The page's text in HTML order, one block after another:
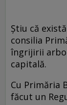
Știu că
consilia
îngrijirii
capitală.
Cu Primăria
făcut un